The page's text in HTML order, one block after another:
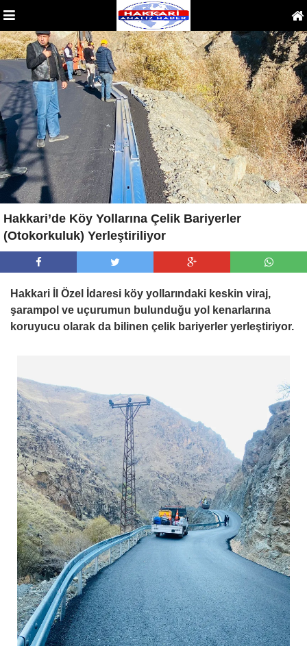
Hakkari’de Köy Yollarına Çelik Bariyerler
(Otokorkuluk) Yerleştiriliyor
Hakkari İl Özel İdaresi köy yollarındaki keskin viraj,
şarampol ve uçurumun bulunduğu yol kenarlarına
koruyucu olarak da bilinen çelik bariyerler yerleştiriyor.